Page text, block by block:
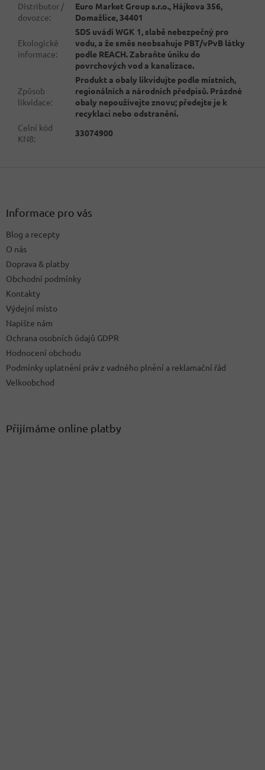
Distributor /
dovozce:
Euro Market Group s.r.o., Hájkova 356,
Domažlice, 34401
Ekologické
informace:
SDS uvádí WGK 1, slabě nebezpečný pro
vodu, a že směs neobsahuje PBT/vPvB látky
podle REACH. Zabraňte úniku do
povrchových vod a kanalizace.
Způsob
likvidace:
Produkt a obaly likvidujte podle místních,
regionálních a národních předpisů. Prázdné
obaly nepoužívejte znovu; předejte je k
recyklaci nebo odstranění.
Celní kód
KN8:
33074900
Informace pro vás
Blog a recepty
O nás
Doprava & platby
Obchodní podmínky
Kontakty
Výdejní místo
Napište nám
Ochrana osobních údajů GDPR
Hodnocení obchodu
Podmínky uplatnění práv z vadného plnění a reklamační řád
Velkoobchod
Přijímáme online platby